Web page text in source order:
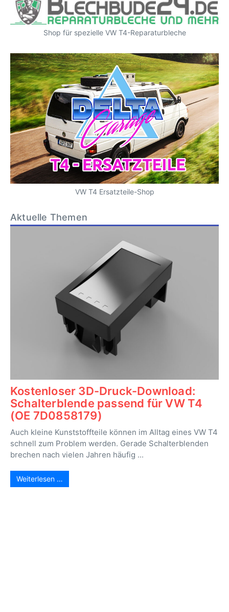
Shop für spezielle VW T4-Reparaturbleche
VW T4 Ersatzteile-Shop
Aktuelle Themen
Kostenloser 3D-Druck-Download:
Schalterblende passend für VW T4
(OE 7D0858179)
Auch kleine Kunststoffteile können im Alltag eines VW T4
schnell zum Problem werden. Gerade Schalterblenden
brechen nach vielen Jahren häufig ...
Weiterlesen …